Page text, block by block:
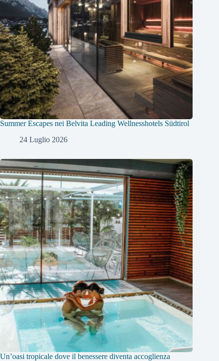
Summer Escapes nei Belvita Leading Wellnesshotels Südtirol
24 Luglio 2026
Un’oasi tropicale dove il benessere diventa accoglienza